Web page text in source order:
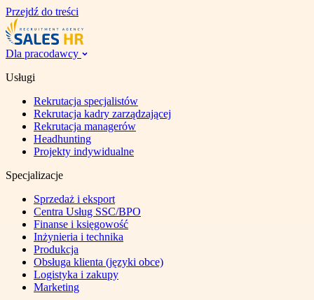
Przejdź do treści
Dla pracodawcy
Usługi
Rekrutacja specjalistów
Rekrutacja kadry zarządzającej
Rekrutacja managerów
Headhunting
Projekty indywidualne
Specjalizacje
Sprzedaż i eksport
Centra Usług SSC/BPO
Finanse i księgowość
Inżynieria i technika
Produkcja
Obsługa klienta (języki obce)
Logistyka i zakupy
Marketing